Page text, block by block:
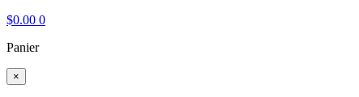
$0.00 0
Panier
×